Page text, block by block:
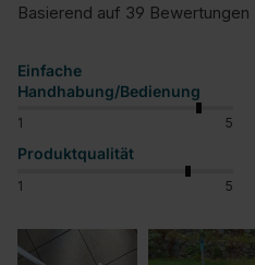
Basierend auf 39 Bewertungen
Einfache
Handhabung/Bedienung
1 5
Produktqualität
1 5